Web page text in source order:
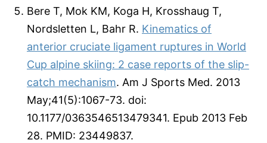
Bere T, Mok KM, Koga H, Krosshaug T,
Nordsletten L, Bahr R. Kinematics of
anterior cruciate ligament ruptures in World
Cup alpine skiing: 2 case reports of the slip-
catch mechanism. Am J Sports Med. 2013
May;41(5):1067-73. doi:
10.1177/0363546513479341. Epub 2013 Feb
28. PMID: 23449837.